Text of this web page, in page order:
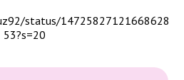
status/14725827121668628
53?s=20